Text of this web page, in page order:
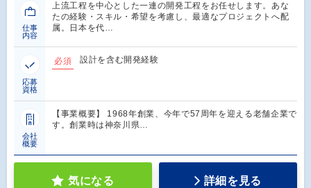
仕事
内容
上流工程を中心とした一連の開発工程をお任せします。あな
たの経験・スキル・希望を考慮し、最適なプロジェクトへ配
属。日本を代…
応募
資格
必須 設計を含む開発経験
会社
概要
【事業概要】 1968年創業、今年で57周年を迎える老舗企業で
す。創業時は神奈川県…
気になる 詳細を見る